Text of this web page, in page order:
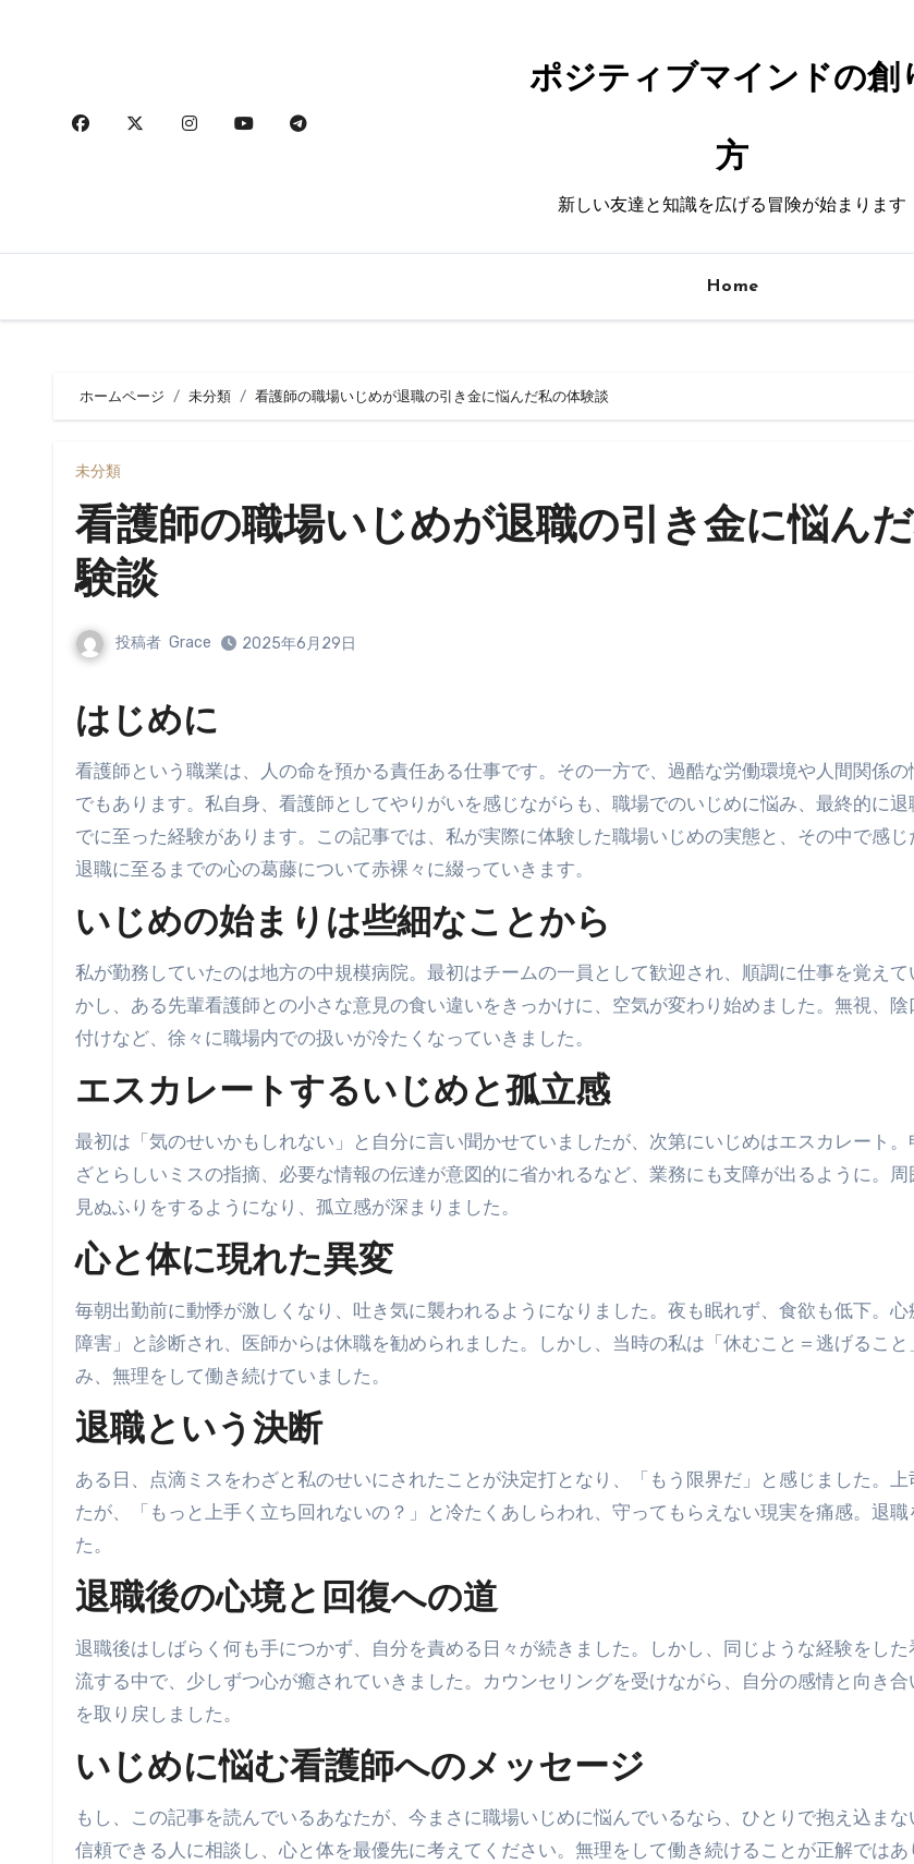
ポジティブマインドの創
方
新しい友達と知識を広げる冒険が始まります
Home
ホームページ 未分類 看護師の職場いじめが退職の引き金に悩んだ私の体験談
未分類
看護師の職場いじめが退職の引き金に悩ん
験談
投稿者 Grace 2025年6月29日
はじめに
看護師という職業は、人の命を預かる責任ある仕事です。その一方で、過酷な労働環境や人間関係の悩みがつきもの
でもあります。私自身、看護師としてやりがいを感じながらも、職場でのいじめに悩み、最終的に退
でに至った経験があります。この記事では、私が実際に体験した職場いじめの実態と、その中で感じ
退職に至るまでの心の葛藤について赤裸々に綴っていきます。
いじめの始まりは些細なことから
私が勤務していたのは地方の中規模病院。最初はチームの一員として歓迎され、順調に仕事を覚えて
かし、ある先輩看護師との小さな意見の食い違いをきっかけに、空気が変わり始めました。無視、陰
付けなど、徐々に職場内での扱いが冷たくなっていきました。
エスカレートするいじめと孤立感
最初は「気のせいかもしれない」と自分に言い聞かせていましたが、次第にいじめはエスカレート
ざとらしいミスの指摘、必要な情報の伝達が意図的に省かれるなど、業務にも支障が出るように。周
見ぬふりをするようになり、孤立感が深まりました。
心と体に現れた異変
毎朝出勤前に動悸が激しくなり、吐き気に襲われるようになりました。夜も眠れず、食欲も低下。
障害」と診断され、医師からは休職を勧められました。しかし、当時の私は「休むこと＝逃げること
み、無理をして働き続けていました。
退職という決断
ある日、点滴ミスをわざと私のせいにされたことが決定打となり、「もう限界だ」と感じました。上
たが、「もっと上手く立ち回れないの？」と冷たくあしらわれ、守ってもらえない現実を痛感。退職
た。
退職後の心境と回復への道
退職後はしばらく何も手につかず、自分を責める日々が続きました。しかし、同じような経験をし
流する中で、少しずつ心が癒されていきました。カウンセリングを受けながら、自分の感情と向き
を取り戻しました。
いじめに悩む看護師へのメッセージ
もし、この記事を読んでいるあなたが、今まさに職場いじめに悩んでいるなら、ひとりで抱え込まな
信頼できる人に相談し、心と体を最優先に考えてください。無理をして働き続けることが正解では